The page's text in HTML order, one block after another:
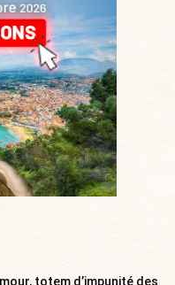
totem d’impunité des